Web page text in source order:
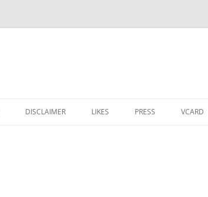
DISCLAIMER LIKES PRESS VCARD